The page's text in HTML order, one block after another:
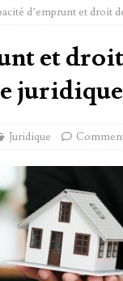
d’emprunt et droit
et
juridique
Juridique